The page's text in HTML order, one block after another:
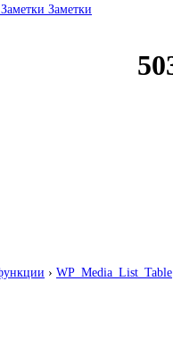
Заметки Заметки
› WP_Media_List_Table